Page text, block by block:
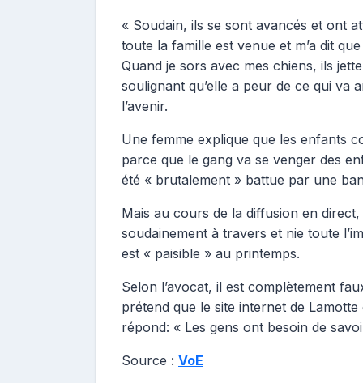
« Soudain, ils se sont avancés et ont
toute la famille est venue et m’a dit
Quand je sors avec mes chiens, ils
soulignant qu’elle a peur de ce qui
l’avenir.
Une femme explique que les enfants
parce que le gang va se venger des
été « brutalement » battue par une
Mais au cours de la diffusion en
soudainement à travers et nie toute
est « paisible » au printemps.
Selon l’avocat, il est complètement
prétend que le site internet de
répond: « Les gens ont besoin de
Source : VoE